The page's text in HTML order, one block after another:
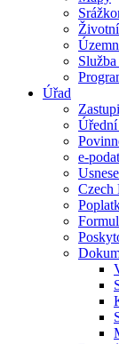
Úřad
Úřední
e-
Czech